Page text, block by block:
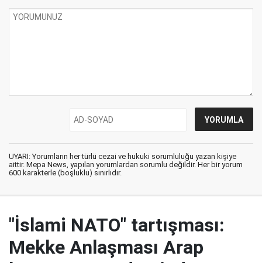
UYARI: Yorumların her türlü cezai ve hukuki sorumluluğu yazan kişiye
aittir. Mepa News, yapılan yorumlardan sorumlu değildir. Her bir yorum
600 karakterle (boşluklu) sınırlıdır.
"İslami NATO" tartışması:
Mekke Anlaşması Arap